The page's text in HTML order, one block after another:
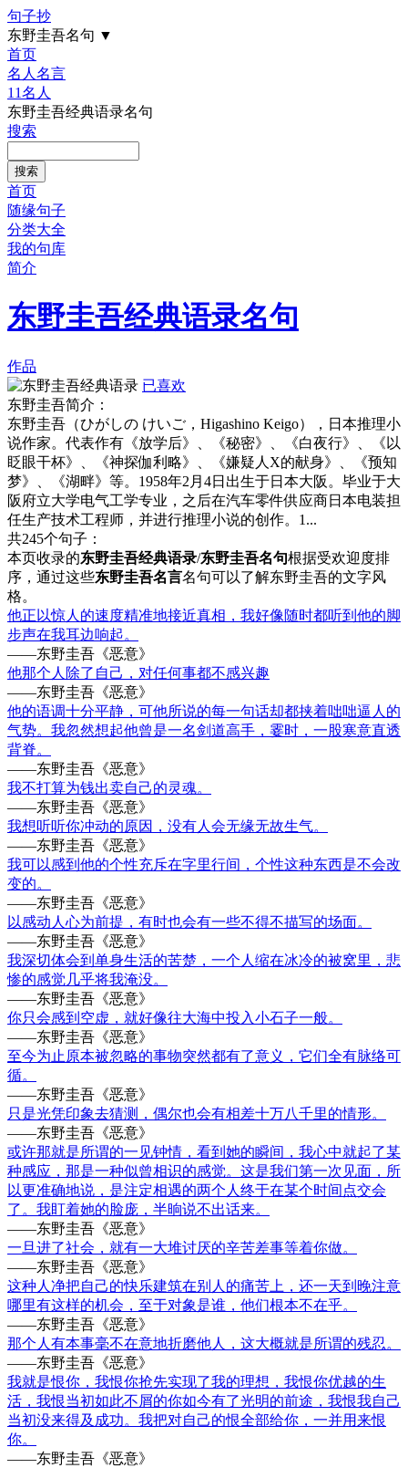
句子抄
东野圭吾名句 ▼
首页
名人名言
11名人
东野圭吾经典语录名句
搜索
首页
随缘句子
分类大全
我的句库
简介
东野圭吾经典语录名句
作品
已喜欢
东野圭吾简介：
东野圭吾（ひがしの けいご，Higashino Keigo），日本推理小
说作家。代表作有《放学后》、《秘密》、《白夜行》、《以
眨眼干杯》、《神探伽利略》、《嫌疑人X的献身》、《预知
梦》、《湖畔》等。1958年2月4日出生于日本大阪。毕业于大
阪府立大学电气工学专业，之后在汽车零件供应商日本电装担
任生产技术工程师，并进行推理小说的创作。1...
共245个句子：
本页收录的东野圭吾经典语录/东野圭吾名句根据受欢迎度排
序，通过这些东野圭吾名言名句可以了解东野圭吾的文字风
格。
他正以惊人的速度精准地接近真相，我好像随时都听到他的脚
步声在我耳边响起。
——东野圭吾《恶意》
他那个人除了自己，对任何事都不感兴趣
——东野圭吾《恶意》
他的语调十分平静，可他所说的每一句话却都挟着咄咄逼人的
气势。我忽然想起他曾是一名剑道高手，霎时，一股寒意直透
背脊。
——东野圭吾《恶意》
我不打算为钱出卖自己的灵魂。
——东野圭吾《恶意》
我想听听你冲动的原因，没有人会无缘无故生气。
——东野圭吾《恶意》
我可以感到他的个性充斥在字里行间，个性这种东西是不会改
变的。
——东野圭吾《恶意》
以感动人心为前提，有时也会有一些不得不描写的场面。
——东野圭吾《恶意》
我深切体会到单身生活的苦楚，一个人缩在冰冷的被窝里，悲
惨的感觉几乎将我淹没。
——东野圭吾《恶意》
你只会感到空虚，就好像往大海中投入小石子一般。
——东野圭吾《恶意》
至今为止原本被忽略的事物突然都有了意义，它们全有脉络可
循。
——东野圭吾《恶意》
只是光凭印象去猜测，偶尔也会有相差十万八千里的情形。
——东野圭吾《恶意》
或许那就是所谓的一见钟情，看到她的瞬间，我心中就起了某
种感应，那是一种似曾相识的感觉。这是我们第一次见面，所
以更准确地说，是注定相遇的两个人终于在某个时间点交会
了。我盯着她的脸庞，半晌说不出话来。
——东野圭吾《恶意》
一旦进了社会，就有一大堆讨厌的辛苦差事等着你做。
——东野圭吾《恶意》
这种人净把自己的快乐建筑在别人的痛苦上，还一天到晚注意
哪里有这样的机会，至于对象是谁，他们根本不在乎。
——东野圭吾《恶意》
那个人有本事毫不在意地折磨他人，这大概就是所谓的残忍。
——东野圭吾《恶意》
我就是恨你，我恨你抢先实现了我的理想，我恨你优越的生
活，我恨当初如此不屑的你如今有了光明的前途，我恨我自己
当初没来得及成功。我把对自己的恨全部给你，一并用来恨
你。
——东野圭吾《恶意》